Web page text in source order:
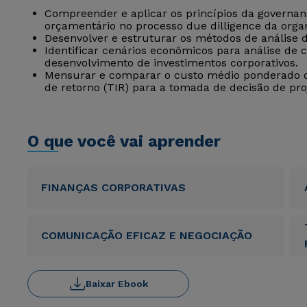
Compreender e aplicar os princípios da
orçamentário no processo due dilligence da
Desenvolver e estruturar os métodos de análise
Identificar cenários econômicos para análise de
desenvolvimento de investimentos corporativos.
Mensurar e comparar o custo médio ponderado
de retorno (TIR) para a tomada de decisão de
O que você vai aprender
FINANÇAS CORPORATIVAS
COMUNICAÇÃO EFICAZ E NEGOCIAÇÃO
Baixar Ebook